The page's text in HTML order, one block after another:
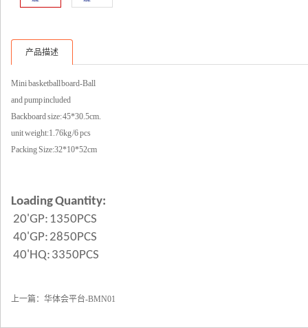
产品描述
Mini basketball board-Ball
and pump included
Backboard size: 45*30.5cm.
unit weight:1.76kg /6 pcs
Packing Size:32*10*52cm
Loading Quantity:
20'GP: 1350PCS
40'GP: 2850PCS
40'HQ: 3350PCS
上一篇： 华体会平台-BMN01